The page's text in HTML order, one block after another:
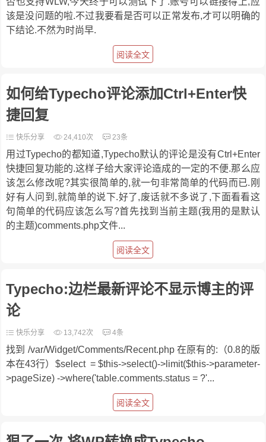
该是没问题的啦.不过我要看是否可以正常发布,才可以明确的
下结论.不然为时尚早.
阅读全文
如何给Typecho评论添加Ctrl+Enter快
捷回复
快乐分享 24,410次 23条
用过Typecho的都知道,Typecho默认的评论是没有Ctrl+Enter
快捷回复功能的.这样子给大家评论造成的一定的不便.那么应
该怎么修改呢?其实很简单的,就一句非常简单的代码而已.刚
好有人问到,就简单的说下.好了,废话就不多说了,下面看看这
句简单的代码应该怎么写?首先找到当前主题(我用的是默认
的主题)comments.php文件...
阅读全文
Typecho:边栏最新评论不显示博主的评
论
快乐分享 13,742次 4条
找到 /var/Widget/Comments/Recent.php 在原有的:（0.8的版
本在43行）$select = $this->select()->limit($this->parameter-
>pageSize) ->where('table.comments.status = ?'...
阅读全文